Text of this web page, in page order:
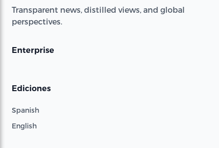
Transparent news, distilled views, and global
perspectives.
Enterprise
Ediciones
Spanish
English